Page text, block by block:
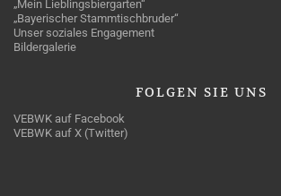
„Mein Lieblingsbiergarten“
„Bayerischer Stammtischbruder“
Unser soziales Engagement
Bildergalerie
FOLGEN SIE UNS
VEBWK auf Facebook
VEBWK auf X (Twitter)